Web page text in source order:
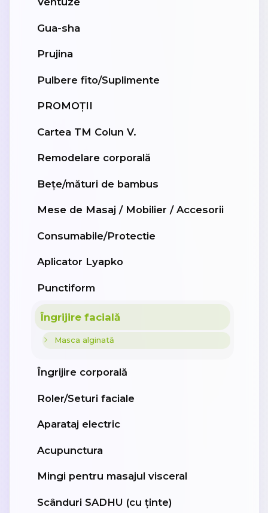
Gua-sha
Prujina
Pulbere fito/Suplimente
PROMOȚII
Cartea TM Colun V.
Remodelare corporală
Bețe/mături de bambus
Mese de Masaj / Mobilier / Accesorii
Consumabile/Protectie
Aplicator Lyapko
Punctiform
Îngrijire facială
Masca alginată
Îngrijire corporală
Roler/Seturi faciale
Aparataj electric
Acupunctura
Mingi pentru masajul visceral
Scânduri SADHU (cu ținte)